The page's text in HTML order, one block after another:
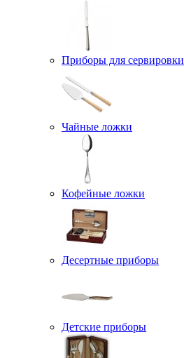
Приборы для сервировки
Чайные ложки
Кофейные ложки
Десертные приборы
Детские приборы